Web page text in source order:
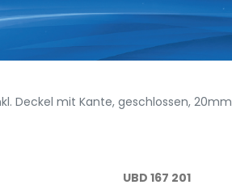
Deckel mit Kante, geschlossen, 20mm
UBD 167 201